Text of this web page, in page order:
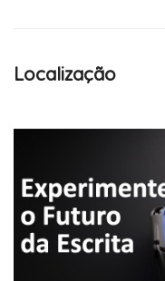
Localização